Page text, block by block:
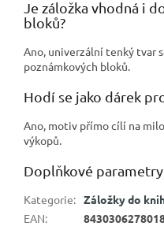
Je záložka vhodná i
bloků?
Ano, univerzální tenký tvar
poznámkových bloků.
Hodí se jako dárek
Ano, motiv přímo cílí na
výkopů.
Doplňkové parametry
Kategorie: Záložky do
EAN: